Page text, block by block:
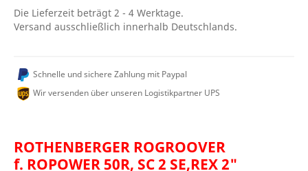
ROTHENBERGER ROGROOVER
f. ROPOWER 50R, SC 2 SE,REX 2"
Die Lieferzeit beträgt 2 - 4 Werktage.
Versand ausschließlich innerhalb Deutschlands.
Schnelle und sichere Zahlung mit Paypal
Wir versenden über unseren Logistikpartner UPS